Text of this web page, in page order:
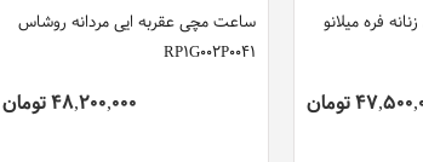
ساعت مچی عقربه ایی مردانه روشاس
RP1G002P0041
48,200,000 تومان
فره میلانو
تومان